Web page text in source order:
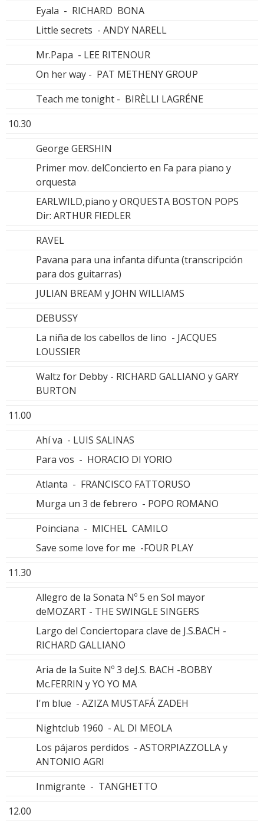
Eyala - RICHARD BONA
Little secrets - ANDY NARELL
Mr.Papa - LEE RITENOUR
On her way - PAT METHENY GROUP
Teach me tonight - BIRÈLLI LAGRÉNE
10.30
George GERSHIN
Primer mov. delConcierto en Fa para piano y
orquesta
EARLWILD,piano y ORQUESTA BOSTON POPS
Dir: ARTHUR FIEDLER
RAVEL
Pavana para una infanta difunta (transcripción
para dos guitarras)
JULIAN BREAM y JOHN WILLIAMS
DEBUSSY
La niña de los cabellos de lino - JACQUES
LOUSSIER
Waltz for Debby - RICHARD GALLIANO y GARY
BURTON
11.00
Ahí va - LUIS SALINAS
Para vos - HORACIO DI YORIO
Atlanta - FRANCISCO FATTORUSO
Murga un 3 de febrero - POPO ROMANO
Poinciana - MICHEL CAMILO
Save some love for me -FOUR PLAY
11.30
Allegro de la Sonata Nº 5 en Sol mayor
deMOZART - THE SWINGLE SINGERS
Largo del Conciertopara clave de J.S.BACH -
RICHARD GALLIANO
Aria de la Suite Nº 3 deJ.S. BACH -BOBBY
Mc.FERRIN y YO YO MA
I'm blue - AZIZA MUSTAFÁ ZADEH
Nightclub 1960 - AL DI MEOLA
Los pájaros perdidos - ASTORPIAZZOLLA y
ANTONIO AGRI
Inmigrante - TANGHETTO
12.00